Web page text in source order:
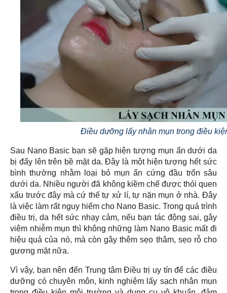
Điều dưỡng lấy nhân mụn trong điều
Sau Nano Basic bạn sẽ gặp hiện tượng mụn ẩn dưới da
bị đẩy lên trên bề mặt da. Đây là một hiện tượng hết sức
bình thường nhằm loại bỏ mụn ẩn cứng đầu trốn sâu
dưới da. Nhiều người đã không kiềm chế được thói quen
xấu trước đây mà cứ thế tự xử lí, tự nặn mụn ở nhà. Đây
là việc làm rất nguy hiểm cho Nano Basic. Trong quá trình
điều trị, da hết sức nhạy cảm, nếu bạn tác động sai, gây
viêm nhiễm mụn thì không những làm Nano Basic mất đi
hiệu quả của nó, mà còn gây thêm sẹo thâm, sẹo rỗ cho
gương mặt nữa.
Vì vậy, bạn nên đến Trung tâm Điều trị uy tín để các điều
dưỡng có chuyên môn, kinh nghiệm lấy sạch nhân mụn